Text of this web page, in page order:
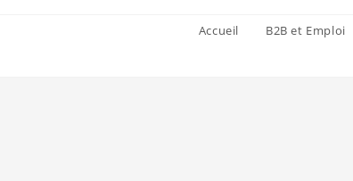
Accueil B2B et Emploi